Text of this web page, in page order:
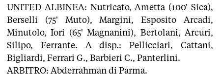
UNITED ALBINEA: Nutricato, Ametta (100' Sica),
Berselli (75' Muto), Margini, Esposito Arcadi,
Minutolo, Iori (65' Magnanini), Bertolani, Arcuri,
Silipo, Ferrante. A disp.: Pellicciari, Cattani,
Bigliardi, Ferrari G., Barbieri C., Panterlini.
ARBITRO: Abderrahman di Parma.